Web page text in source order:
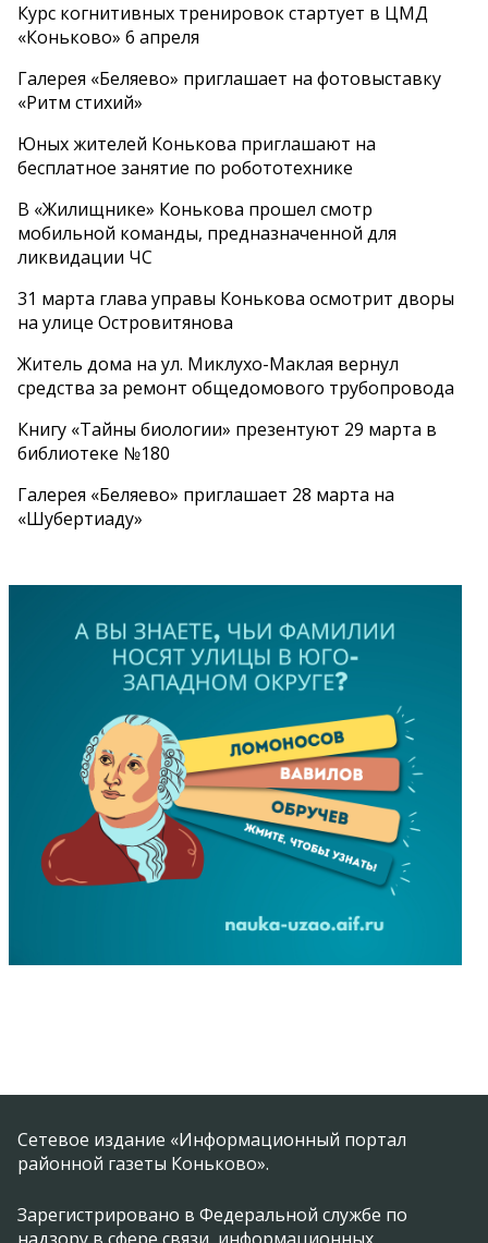
Курс когнитивных тренировок стартует в ЦМД
«Коньково» 6 апреля
Галерея «Беляево» приглашает на фотовыставку
«Ритм стихий»
Юных жителей Конькова приглашают на
бесплатное занятие по робототехнике
В «Жилищнике» Конькова прошел смотр
мобильной команды, предназначенной для
ликвидации ЧС
31 марта глава управы Конькова осмотрит дворы
на улице Островитянова
Житель дома на ул. Миклухо-Маклая вернул
средства за ремонт общедомового трубопровода
Книгу «Тайны биологии» презентуют 29 марта в
библиотеке №180
Галерея «Беляево» приглашает 28 марта на
«Шубертиаду»
Сетевое издание «Информационный портал
районной газеты Коньково».
Зарегистрировано в Федеральной службе по